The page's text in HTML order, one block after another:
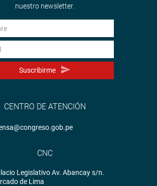
nuestro newsletter.
Suscribirme
CENTRO DE ATENCIÓN
CNC
Legislativo Av. Abancay s/n.
de Lima